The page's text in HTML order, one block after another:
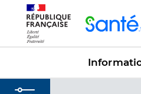
Panneau de gestion des cookies